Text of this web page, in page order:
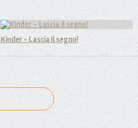
Kinder - Lascia il segno!